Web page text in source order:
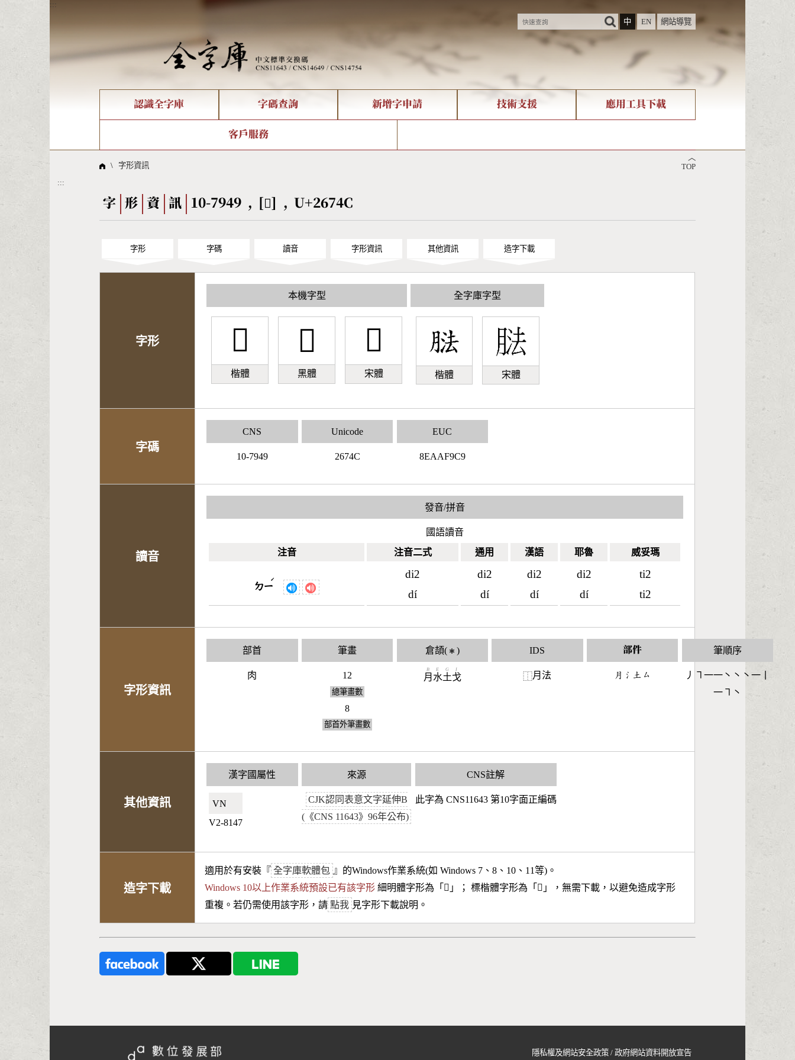
:::
中
EN 網站導覽
認識全字庫
全字庫現況
線上教學
字碼查詢
部件查詢
倉頡查詢
Big5查詢 拼音查詢
新增字申請 技術支援
造字解決方案
應用工具下載
字形下載
客戶服務
問題集
︿
TOP
\ 字形資訊
:::
字 形 資 訊 10-7949 , [𦝌] , U+2674C
字形 字碼 讀音 字形資訊 其他資訊 造字下載
字形
本機字型
𦝌
楷體
𦝌
黑體
𦝌
宋體
全字庫字型
楷體 宋體
字碼
CNS
10-7949
Unicode
2674C
EUC
8EAAF9C9
讀音
發音/拼音
國語讀音
注音
注音二式 通用 漢語 耶魯 威妥瑪
ㄉㄧ
ˊ
di2
dí
di2
dí
di2
dí
di2
dí
ti2
ti2
字形資訊
部首
肉
筆畫
12
總筆畫數
8
部首外筆畫數
倉頡( ✱ )
月
B
水
E
土
G
戈
I
IDS
⿰月法
部件
󶃭󶄔󶁢󶁗
筆順序
丿㇕一一丶丶丶一丨
一㇕丶
其他資訊
漢字國屬性
VN🇻🇳
V2-8147
來源
CJK認同表意文字延伸B
(《CNS 11643》96年公布)
CNS註解
此字為 CNS11643 第10字面正編碼
造字下載
適用於有安裝『 全字庫軟體包 』的Windows作業系統(如 Windows 7、8、10、11等)。
Windows 10以上作業系統預設已有該字形 細明體字形為「 𦝌 」； 標楷體字形為「 𦝌 」，無需下載，以避免造成字形
重複。若仍需使用該字形，請 點我 見字形下載說明。
隱私權及網站安全政策 /政府網站資料開放宣告